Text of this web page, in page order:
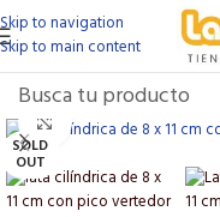
Skip to navigation
Skip to main content
SOLD
OUT
Click to enlarge